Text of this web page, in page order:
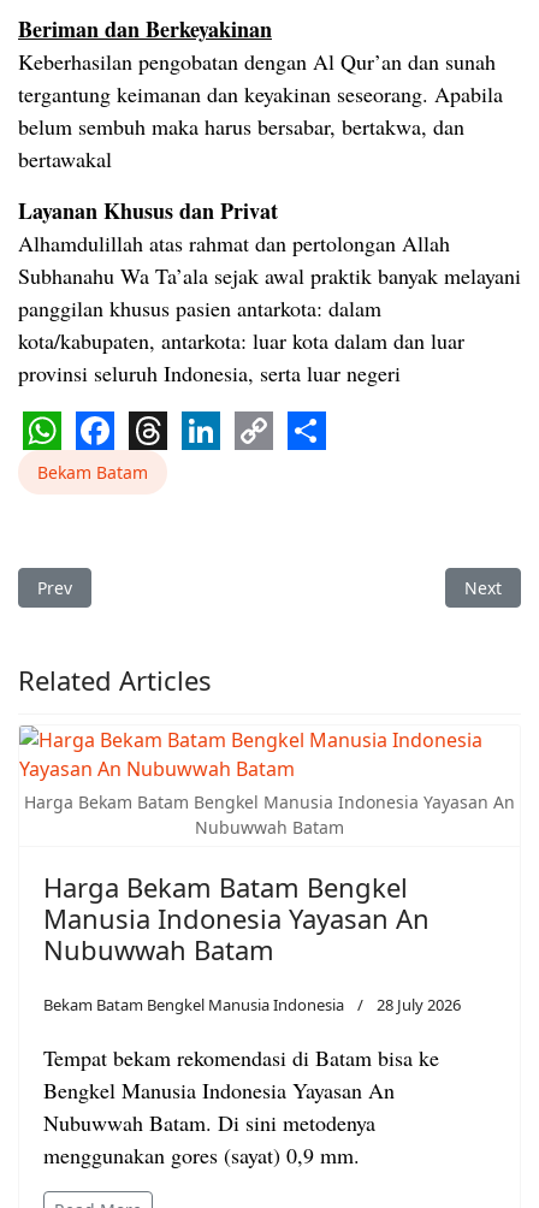
Beriman dan Berkeyakinan
Keberhasilan pengobatan dengan Al Qur’an dan sunah
tergantung keimanan dan keyakinan seseorang. Apabila
belum sembuh maka harus bersabar, bertakwa, dan
bertawakal
Layanan Khusus dan Privat
Alhamdulillah atas rahmat dan pertolongan Allah
Subhanahu Wa Ta’ala sejak awal praktik banyak melayani
panggilan khusus pasien antarkota: dalam
kota/kabupaten, antarkota: luar kota dalam dan luar
provinsi seluruh Indonesia, serta luar negeri
WhatsApp
Facebook
Threads
Bekam Batam
Previous article: Bekam Di Batu Ampar Ruqyah Di Batu Ampar
Prev Next
Next
Related Articles
Harga Bekam Batam Bengkel Manusia Indonesia Yayasan An
Nubuwwah Batam
Harga Bekam Batam Bengkel
Manusia Indonesia Yayasan An
Nubuwwah Batam
Bekam Batam Bengkel Manusia Indonesia 28 July 2026
Tempat bekam rekomendasi di Batam bisa ke
Bengkel Manusia Indonesia Yayasan An
Nubuwwah Batam. Di sini metodenya
menggunakan gores (sayat) 0,9 mm.